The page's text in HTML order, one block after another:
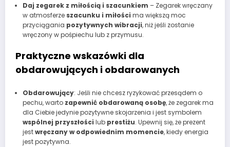
Daj zegarek z miłością i szacunkiem – Zegarek wręczany
w atmosferze szacunku i miłości ma większą moc
przyciągania pozytywnych wibracji, niż jeśli zostanie
wręczony w pośpiechu lub z przymusu.
Praktyczne wskazówki dla
obdarowujących i obdarowanych
Obdarowujący: Jeśli nie chcesz ryzykować przesądem o
pechu, warto zapewnić obdarowaną osobę, że zegarek ma
dla Ciebie jedynie pozytywne skojarzenia i jest symbolem
wspólnej przyszłości lub prestiżu. Upewnij się, że prezent
jestwręczany w odpowiednim momencie, kiedy energia
jest pozytywna.